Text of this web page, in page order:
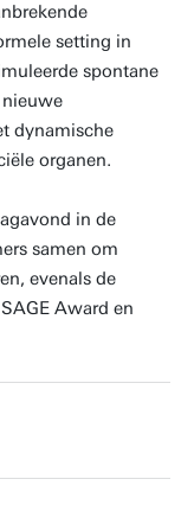
setting in
spontane
dynamische
organen.
in de
samen om
evenals de
Award en